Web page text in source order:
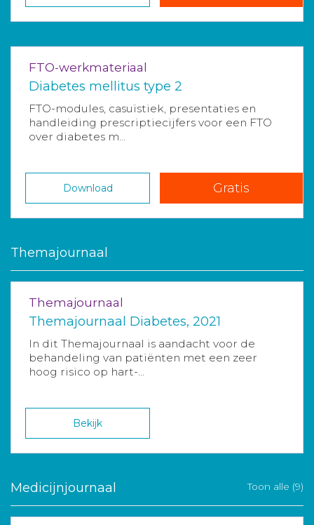
FTO-werkmateriaal
Diabetes mellitus type 2
FTO-modules, casuïstiek, presentaties en
handleiding prescriptiecijfers voor een FTO
over diabetes m...
Download Gratis
Themajournaal
Themajournaal
Themajournaal Diabetes, 2021
In dit Themajournaal is aandacht voor de
behandeling van patiënten met een zeer
hoog risico op hart-...
Bekijk
Medicijnjournaal Toon alle (9)